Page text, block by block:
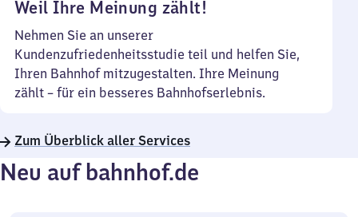
Weil Ihre Meinung zählt!
Nehmen Sie an unserer
Kundenzufriedenheitsstudie teil und helfen Sie,
Ihren Bahnhof mitzugestalten. Ihre Meinung
zählt – für ein besseres Bahnhofserlebnis.
Zum Überblick aller Services
Neu auf bahnhof.de